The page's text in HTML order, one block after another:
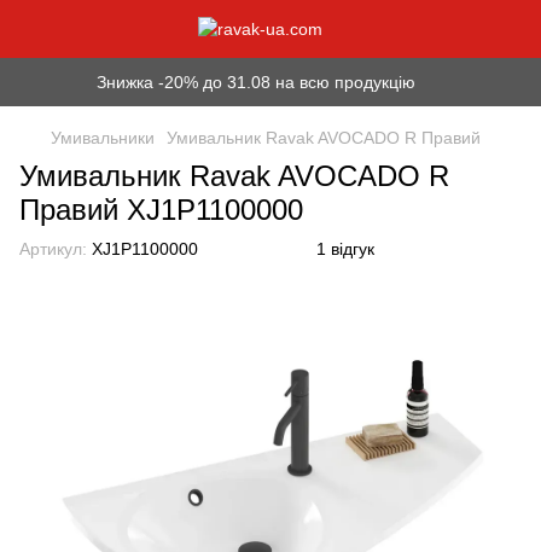
Знижка -20% до 31.08 на всю продукцію
Умивальники Умивальник Ravak AVOCADO R Правий
Умивальник Ravak AVOCADO R
Правий XJ1P1100000
Артикул: XJ1P1100000 1 відгук